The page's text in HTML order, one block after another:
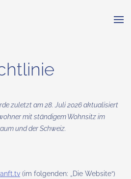
zuletzt am 28. Juli 2026 aktualisiert
mit ständigem Wohnsitz im
und der Schweiz.
(im folgenden: „Die Website“)